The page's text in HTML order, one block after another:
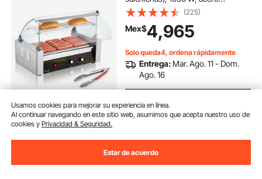
inoxidable, control de temperatura
dual, campana de vidrio, cubierta
acrílica, bandeja calentadora de
pan, bandeja de goteo de aceite
extraíble, certificación ETL
(225)
Mex$4,965
Solo queda4, ordena rápidamente
Entrega: Mar. Ago. 11 - Dom.
Ago. 16
Usamos cookies para mejorar su experiencia en línea.
Al continuar navegando en este sitio web, asumimos que acepta nuestro uso de
cookies yPrivacidad & Seguridad.
Estar de acuerdo